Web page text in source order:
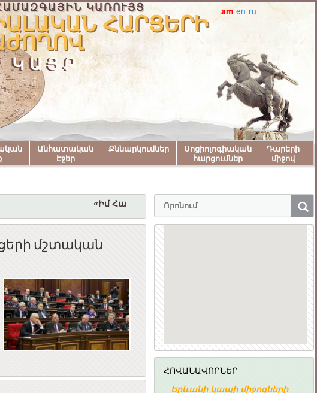
ԿԱՌՈՒՅՑ
ՀԱՐՑԵՐԻ
ԿԱՅՔ
am en ru
Անհատական
Էջեր
Քննարկումներ
Սոցիոլոգիական
հարցումներ
Դարերի
միջով
«Իմ Հայաստան» համահայկական փառատոնին
մշտական
ՀՈՎԱՆԱՎՈՐՆԵՐ
Երևանի կապի միջոցների